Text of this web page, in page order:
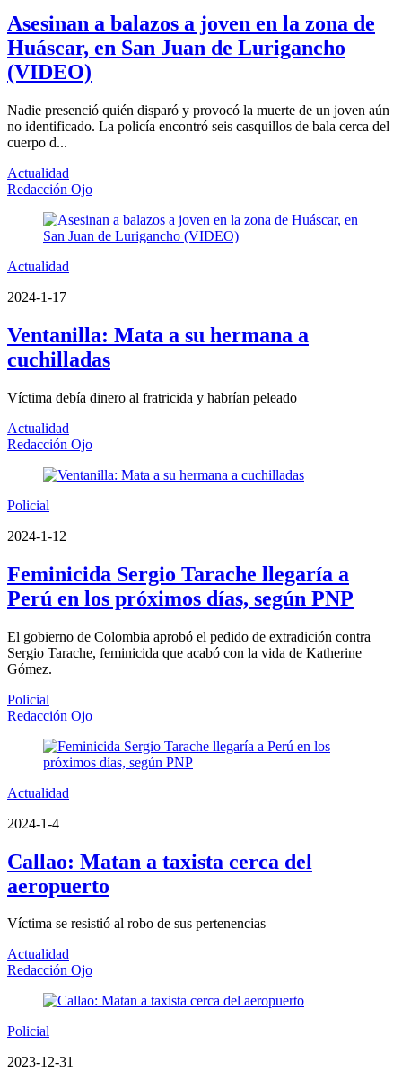
Asesinan a balazos a joven en la zona de
Huáscar, en San Juan de Lurigancho
(VIDEO)
Nadie presenció quién disparó y provocó la muerte de un joven aún
no identificado. La policía encontró seis casquillos de bala cerca del
cuerpo d...
Actualidad
Redacción Ojo
Actualidad
2024-1-17
Ventanilla: Mata a su hermana a
cuchilladas
Víctima debía dinero al fratricida y habrían peleado
Actualidad
Redacción Ojo
Policial
2024-1-12
Feminicida Sergio Tarache llegaría a
Perú en los próximos días, según PNP
El gobierno de Colombia aprobó el pedido de extradición contra
Sergio Tarache, feminicida que acabó con la vida de Katherine
Gómez.
Policial
Redacción Ojo
Actualidad
2024-1-4
Callao: Matan a taxista cerca del
aeropuerto
Víctima se resistió al robo de sus pertenencias
Actualidad
Redacción Ojo
Policial
2023-12-31